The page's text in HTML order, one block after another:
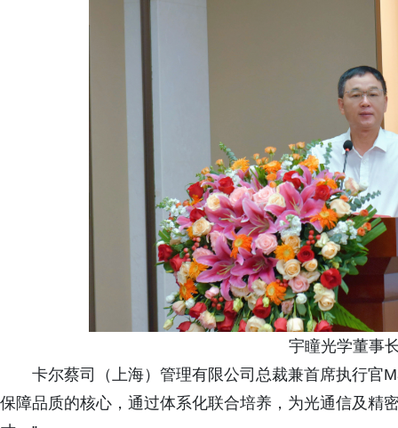
宇瞳光学董事
卡尔蔡司（上海）管理有限公司总裁兼首席执行官
保障品质的核心，通过体系化联合培养，为光通信及精